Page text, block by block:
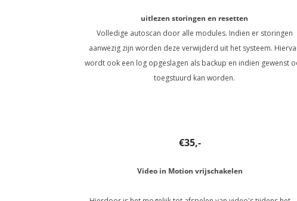
uitlezen storingen en resetten
Volledige autoscan door alle modules. Indien er storingen
aanwezig zijn worden deze verwijderd uit het systeem.
wordt ook een log opgeslagen als backup en indien gewenst
toegstuurd kan worden.
€35,-
Video in Motion vrijschakelen